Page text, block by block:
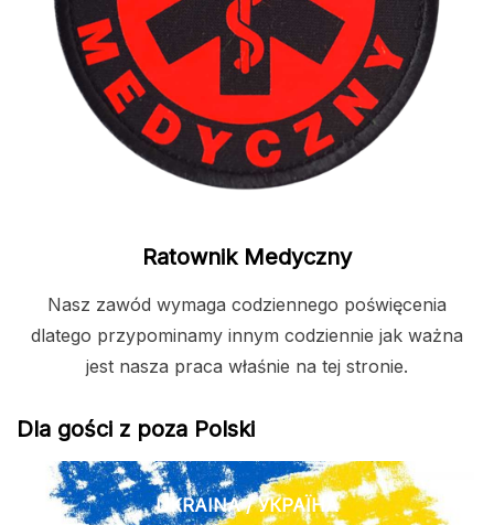
Ratownik Medyczny
Nasz zawód wymaga codziennego poświęcenia
dlatego przypominamy innym codziennie jak ważna
jest nasza praca właśnie na tej stronie.
Dla gości z poza Polski
UKRAINA / УКРАЇНА